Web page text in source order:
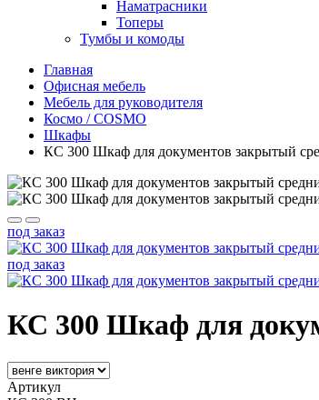
Наматрасники
Топеры
Тумбы и комоды
Главная
Офисная мебель
Мебель для руководителя
Космо / COSMO
Шкафы
КС 300 Шкаф для документов закрытый
под заказ
под заказ
КС 300 Шкаф для
Артикул